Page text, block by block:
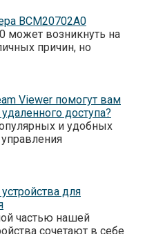
BCM20702A0
может возникнуть на
причин, но
Viewer помогут вам
доступа?
и удобных
для
частью нашей
сочетают в себе